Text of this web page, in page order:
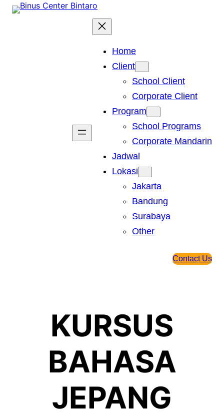
Skip
Home
Client
School Client
Corporate Client
Program
School Programs
Corporate Mandarin
Jadwal
Lokasi
Jakarta
Bandung
Surabaya
Other
Contact Us
KURSUS
BAHASA
JEPANG